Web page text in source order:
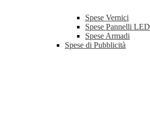
Spese Vernici
Spese Pannelli LED
Spese Armadi
Spese di Pubblicità